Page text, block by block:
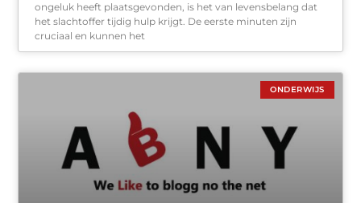
ongeluk heeft plaatsgevonden, is het van levensbelang dat
het slachtoffer tijdig hulp krijgt. De eerste minuten zijn
cruciaal en kunnen het
ONDERWIJS